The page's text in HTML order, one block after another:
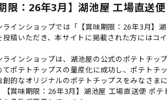
期限：26年3月】湖池屋 工場直
ラインショップでは「【賞味期限：26年3月】
投稿いただき、本サイトに掲載された方には
ラインショップは、湖池屋の公式のポテトチ
てポテトチップスの量産化に成功し、ポテトチ
創的なオリジナルのポテトチップスをみなさまに
【賞味期限：26年3月】湖池屋 工場直送便 ポ